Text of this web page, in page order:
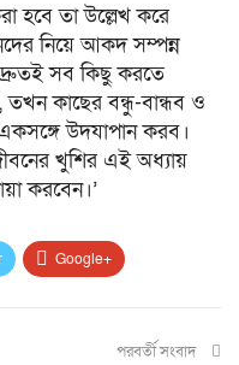
হবে তা উল্লেখ করে
নিয়ে আকদ সম্পন্ন
দ্রুতই সব কিছু করতে
কাছের বন্ধু-বান্ধব ও
উদযাপান করব।
খুশির এই অধ্যায়
করবেন।’
Google+
পরবর্তী সংবাদ